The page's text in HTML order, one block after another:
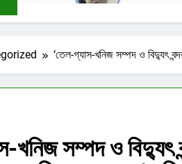
‘তেল-গ্যাস-খনিজ সম্পদ ও বিদ্যুৎ
খনিজ সম্পদ ও বিদ্যুৎ